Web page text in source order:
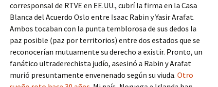
corresponsal de RTVE en EE.UU., cubrí la firma en la Casa
Blanca del Acuerdo Oslo entre Isaac Rabin y Yasir Arafat.
Ambos tocaban con la punta temblorosa de sus dedos la
paz posible (paz por territorios) entre dos estados que se
reconocerían mutuamente su derecho a existir. Pronto, un
fanático ultraderechista judío, asesinó a Rabin y Arafat
murió presuntamente envenenado según su viuda. Otro